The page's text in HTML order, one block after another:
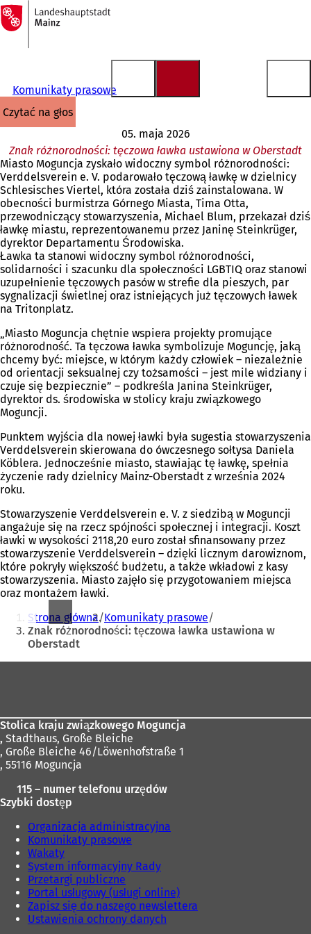
Przejdź do treści
Do
strony
głównej
Komunikaty prasowe
czytać na głos
05. maja 2026
Znak różnorodności: tęczowa ławka ustawiona w Oberstadt
Miasto Moguncja zyskało widoczny symbol różnorodności:
Verddelsverein e. V. podarowało tęczową ławkę w dzielnicy
Schlesisches Viertel, która została dziś zainstalowana. W
obecności burmistrza Górnego Miasta, Tima Otta,
przewodniczący stowarzyszenia, Michael Blum, przekazał dziś
ławkę miastu, reprezentowanemu przez Janinę Steinkrüger,
dyrektor Departamentu Środowiska.
Ławka ta stanowi widoczny symbol różnorodności,
solidarności i szacunku dla społeczności LGBTIQ oraz stanowi
uzupełnienie tęczowych pasów w strefie dla pieszych, par
sygnalizacji świetlnej oraz istniejących już tęczowych ławek
na Tritonplatz.
„Miasto Moguncja chętnie wspiera projekty promujące
różnorodność. Ta tęczowa ławka symbolizuje Moguncję, jaką
chcemy być: miejsce, w którym każdy człowiek – niezależnie
od orientacji seksualnej czy tożsamości – jest mile widziany i
czuje się bezpiecznie” – podkreśla Janina Steinkrüger,
dyrektor ds. środowiska w stolicy kraju związkowego
Moguncji.
Punktem wyjścia dla nowej ławki była sugestia stowarzyszenia
Verddelsverein skierowana do ówczesnego sołtysa Daniela
Köblera. Jednocześnie miasto, stawiając tę ławkę, spełnia
życzenie rady dzielnicy Mainz-Oberstadt z września 2024
roku.
Stowarzyszenie Verddelsverein e. V. z siedzibą w Moguncji
angażuje się na rzecz spójności społecznej i integracji. Koszt
ławki w wysokości 2118,20 euro został sfinansowany przez
stowarzyszenie Verddelsverein – dzięki licznym darowiznom,
które pokryły większość budżetu, a także wkładowi z kasy
stowarzyszenia. Miasto zajęło się przygotowaniem miejsca
oraz montażem ławki.
Jesteś
tutaj:
Strona główna Komunikaty prasowe
Znak różnorodności: tęczowa ławka ustawiona w
Oberstadt
Stolica kraju związkowego Moguncja
, Stadthaus, Große Bleiche
, Große Bleiche 46/Löwenhofstraße 1
, 55116 Moguncja
115 – numer telefonu urzędów
Szybki dostęp
Organizacja administracyjna
Komunikaty prasowe
Wakaty
System informacyjny Rady
Przetargi publiczne
Portal usługowy (usługi online)
Zapisz się do naszego newslettera
Ustawienia ochrony danych